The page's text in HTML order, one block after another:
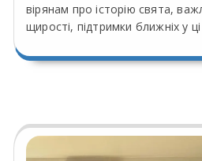
вірянам про історію свята,
щирості, підтримки ближніх у